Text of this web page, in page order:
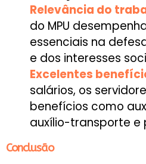
Relevância do
do MPU
essenciais na
e dos interesses
Excelentes
salários, os
benefícios como
auxílio-transporte e
Conclusão